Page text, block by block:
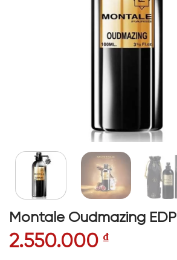
Montale Oudmazing EDP
2.550.000 ₫